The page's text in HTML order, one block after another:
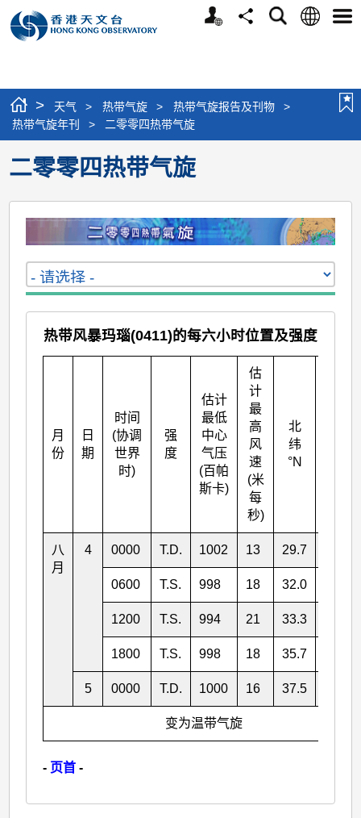
个
分
搜
语
选
> 天气 > 热带气旋 > 热带气旋报告及刊物
>
热带气旋年刊
> 二零零四热带气旋
二零零四热带气旋
热带风暴玛瑙(0411)的每六小时位置及强度
月
份
日
期
时间
(协调
世界
时)
强
度
估计
最低
中心
气压
(百帕
斯卡)
估
计
最
高
风
速
(米
每
秒)
北
纬
°N
八
月
4 0000 T.D. 1002 13 29.7
0600 T.S. 998 18 32.0
1200 T.S. 994 21 33.3
1800 T.S. 998 18 35.7
5 0000 T.D. 1000 16 37.5
变为温带气旋
- 页首 -